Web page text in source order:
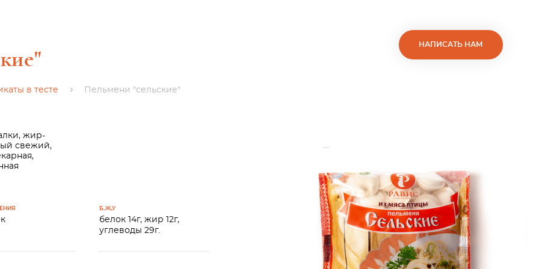
НАПИСАТЬ НАМ
в тесте Пельмени "сельские"
жир-
свежий,
Б,Ж,У
белок 14г, жир 12г,
углеводы 29г.